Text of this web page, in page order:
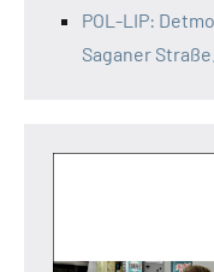
POL-LIP:
Saganer Straße.